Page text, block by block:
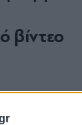
βίντεο